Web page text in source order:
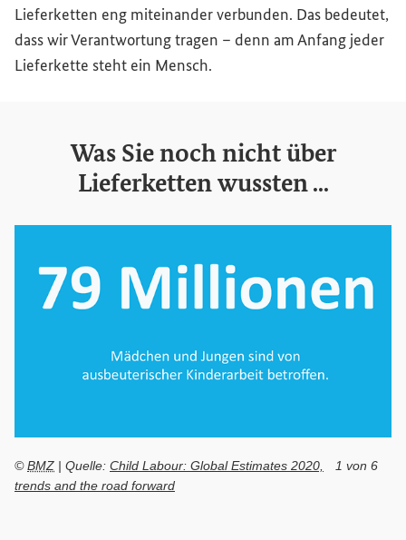
Lieferketten eng miteinander verbunden. Das bedeutet,
dass wir Verantwortung tragen – denn am Anfang jeder
Lieferkette steht ein Mensch.
Was Sie noch nicht über
Lieferketten wussten ...
©BMZ | Quelle: Child Labour: GlobalEstimates 2020,
trends and the road forward
1 von 6